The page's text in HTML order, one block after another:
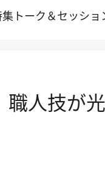
トーク＆セッショ
職人技が